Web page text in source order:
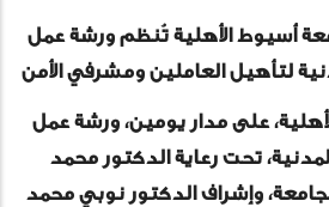
أسيوط الأهلية تُنظم ورشة عمل
لتأهيل العاملين ومشرفي الأمن
على مدار يومين، ورشة عمل
تحت رعاية الدكتور محمد
وإشراف الدكتور نوبي محمد